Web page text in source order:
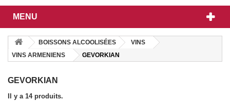
MENU
BOISSONS ALCOOLISÉES
VINS
VINS ARMENIENS
GEVORKIAN
GEVORKIAN
Il y a 14 produits.